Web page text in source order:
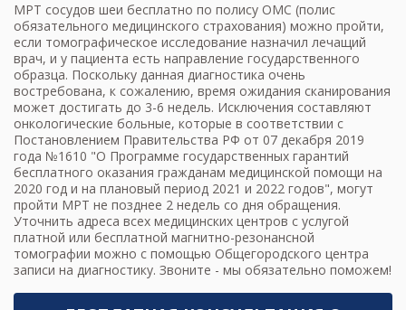
МРТ сосудов шеи бесплатно по полису ОМС (полис
обязательного медицинского страхования) можно пройти,
если томографическое исследование назначил лечащий
врач, и у пациента есть направление государственного
образца. Поскольку данная диагностика очень
востребована, к сожалению, время ожидания сканирования
может достигать до 3-6 недель. Исключения составляют
онкологические больные, которые в соответствии с
Постановлением Правительства РФ от 07 декабря 2019
года №1610 "О Программе государственных гарантий
бесплатного оказания гражданам медицинской помощи на
2020 год и на плановый период 2021 и 2022 годов", могут
пройти МРТ не позднее 2 недель со дня обращения.
Уточнить адреса всех медицинских центров с услугой
платной или бесплатной магнитно-резонансной
томографии можно с помощью Общегородского центра
записи на диагностику. Звоните - мы обязательно поможем!